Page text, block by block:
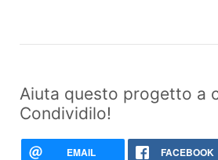
Aiuta questo progetto a
Condividilo!
EMAIL FACEBOOK